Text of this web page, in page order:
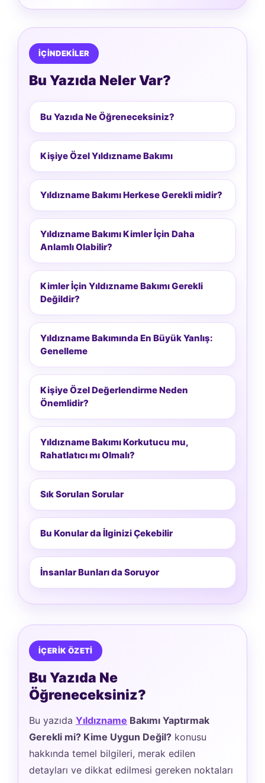
İÇİNDEKİLER
Bu Yazıda Neler Var?
Bu Yazıda Ne Öğreneceksiniz?
Kişiye Özel Yıldızname Bakımı
Yıldızname Bakımı Herkese Gerekli midir?
Yıldızname Bakımı Kimler İçin Daha
Anlamlı Olabilir?
Kimler İçin Yıldızname Bakımı Gerekli
Değildir?
Yıldızname Bakımında En Büyük Yanlış:
Genelleme
Kişiye Özel Değerlendirme Neden
Önemlidir?
Yıldızname Bakımı Korkutucu mu,
Rahatlatıcı mı Olmalı?
Sık Sorulan Sorular
Bu Konular da İlginizi Çekebilir
İnsanlar Bunları da Soruyor
İÇERİK ÖZETİ
Bu Yazıda Ne
Öğreneceksiniz?
Bu yazıda Yıldızname Bakımı Yaptırmak
Gerekli mi? Kime Uygun Değil? konusu
hakkında temel bilgileri, merak edilen
detayları ve dikkat edilmesi gereken noktaları